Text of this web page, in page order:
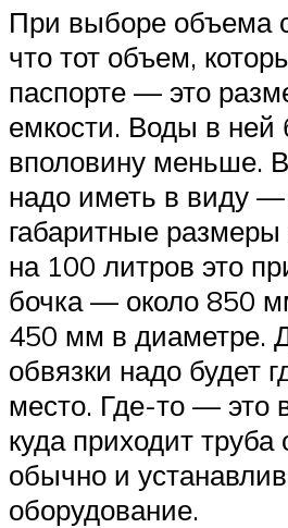
При выборе объема
что тот объем,
паспорте — это
емкости. Воды в ней
вполовину меньше.
надо иметь в виду —
габаритные размеры
на 100 литров это
бочка — около 850
450 мм в диаметре.
обвязки надо будет
место. Где-то — это
куда приходит труба
обычно и
оборудование.